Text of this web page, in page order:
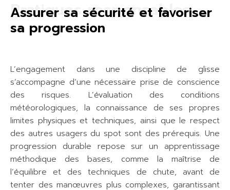
Pratiques responsables
Assurer sa sécurité et favoriser
sa progression
L’engagement dans une discipline de glisse
s’accompagne d’une nécessaire prise de conscience
des risques. L’évaluation des conditions
météorologiques, la connaissance de ses propres
limites physiques et techniques, ainsi que le respect
des autres usagers du spot sont des prérequis. Une
progression durable repose sur un apprentissage
méthodique des bases, comme la maîtrise de
l’équilibre et des techniques de chute, avant de
tenter des manœuvres plus complexes, garantissant